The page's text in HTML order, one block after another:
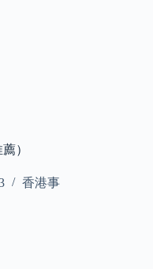
）
香港事